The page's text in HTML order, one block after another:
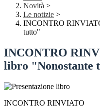
Novità >
Le notizie >
INCONTRO
tutto"
INCONTRO
libro "Nonostante
INCONTRO RINVIATO